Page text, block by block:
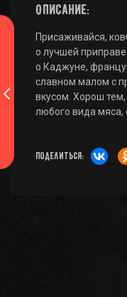
Описание:
Присаживайся,
о лучшей
о Каджуне,
славном малом с
вкусом. Хорош
любого вида мяса,
Поделиться: